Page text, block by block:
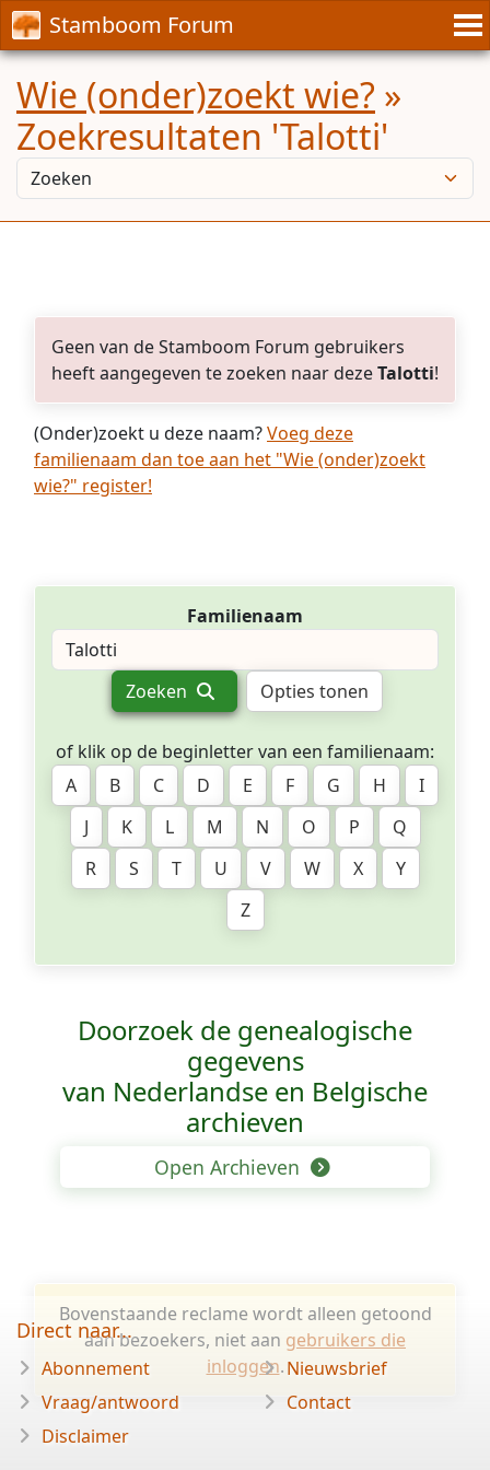
Stamboom Forum
Wie (onder)zoekt wie? »
Zoekresultaten 'Talotti'
Geen van de Stamboom Forum gebruikers
heeft aangegeven te zoeken naar dezeTalotti!
(Onder)zoekt u deze naam?Voeg deze
familienaam dan toe aan het "Wie (onder)zoekt
wie?" register!
Familienaam
Zoeken Opties tonen
of klik op de beginletter van een familienaam:
A
B C D E F G H
I
J
K L M N O P
Q
R
S T U V W X
Y
Z
Doorzoek de genealogische
gegevens
van Nederlandse en Belgische
archieven
Open Archieven
Bovenstaande reclame wordt alleen getoond
aan bezoekers, niet aan gebruikers die
inloggen.
Direct naar...
Abonnement
Vraag/antwoord
Disclaimer
Nieuwsbrief
Contact